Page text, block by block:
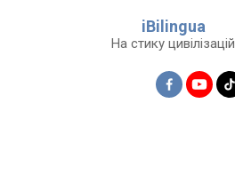
iBilingua
На стику цивілізацій